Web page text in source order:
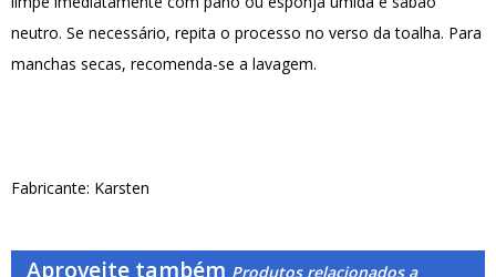
neutro. Se necessário, repita o processo no verso da toalha. Para
manchas secas, recomenda-se a lavagem.
Fabricante: Karsten
Aproveite também Produtos relacionados a